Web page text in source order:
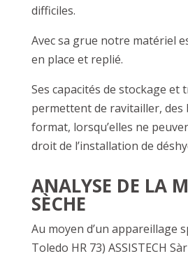
difficiles.
Avec sa grue notre matériel
en place et replié.
Ses capacités de stockage
permettent de ravitailler, des
format, lorsqu’elles ne
droit de l’installation de
ANALYSE DE LA
SÈCHE
Au moyen d’un appareillage
Toledo HR 73) ASSISTECH